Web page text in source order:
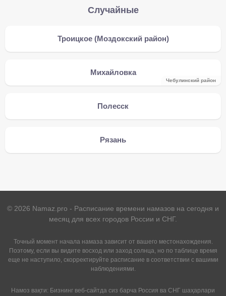
Случайные
Троицкое (Моздокский район)
Михайловка
Чебулинcкий район
Полесск
Рязань
© 2026 Namaz.pro - Расписание времени намазов на сегодня и
месяц для всех городов России и СНГ.
Точный момент начала намаза зависит от вашего местонахождения.
Поэтому, если вы видите восход или заход солнца, но по таблице время
еще не наступило, скорректируйте расписание в соответствии с вашими
наблюдениями.
Намоз вақти: Бизнинг веб-сайтда сиз барча Россия ва СНГ шаҳарлари